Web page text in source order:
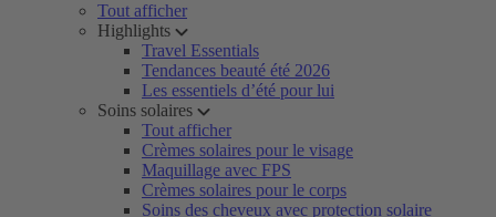
Tout afficher
Highlights
Travel Essentials
Tendances beauté été 2026
Les essentiels d’été pour lui
Soins solaires
Tout afficher
Crèmes solaires pour le visage
Maquillage avec FPS
Crèmes solaires pour le corps
Soins des cheveux avec protection solaire